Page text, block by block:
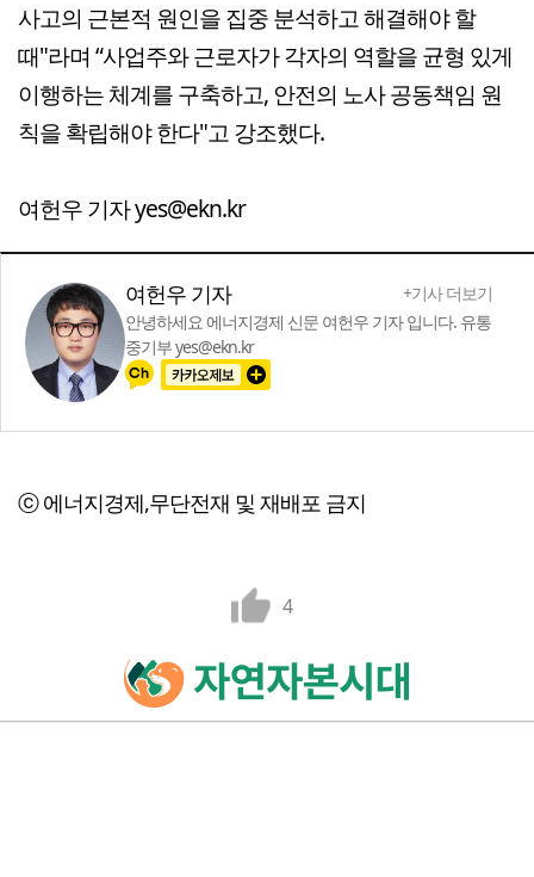
사고의 근본적 원인을 집중 분석하고 해결해야 할
때"라며 “사업주와 근로자가 각자의 역할을 균형 있게
이행하는 체계를 구축하고, 안전의 노사 공동책임 원
칙을 확립해야 한다"고 강조했다.
여헌우 기자 yes@ekn.kr
여헌우 기자
+기사 더보기
안녕하세요 에너지경제 신문 여헌우 기자 입니다. 유통
중기부 yes@ekn.kr
ⓒ 에너지경제,무단전재 및 재배포 금지
4